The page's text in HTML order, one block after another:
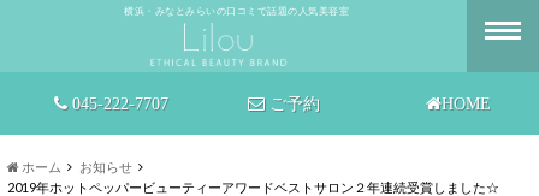
横浜・みなとみらいの口コミで話題の人気美容室
HOME
ご予約
045-222-7707
ホーム
お知らせ
2019年ホットペッパービューティーアワードベストサロン２年連続受賞しました☆